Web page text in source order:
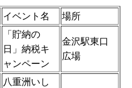
イベント名 場所
「貯納の
日」納税キ
ャンペーン
金沢駅東口
広場
八重洲いし